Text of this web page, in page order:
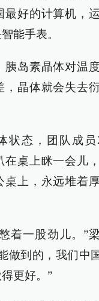
最好的计算机，
能手表。
胰岛素晶体对温
，晶体就会失去
状态，团队成
桌上眯一会儿
桌上，永远堆着
着一股劲儿。”
做到的，我们中
更好。”